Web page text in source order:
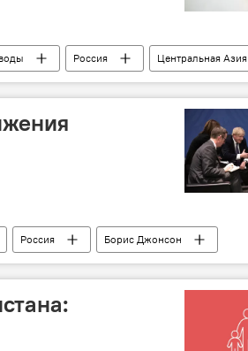
Россия Центральная Азия
Россия
Борис Джонсон